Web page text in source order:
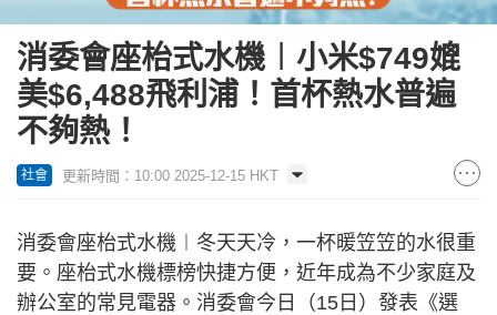
消委會座枱式水機︱小米$749媲
美$6,488飛利浦！首杯熱水普遍
不夠熱！
社會 更新時間：10:00 2025-12-15 HKT
消委會座枱式水機︱冬天天冷，一杯暖笠笠的水很重
要。座枱式水機標榜快捷方便，近年成為不少家庭及
辦公室的常見電器。消委會今日（15日）發表《選